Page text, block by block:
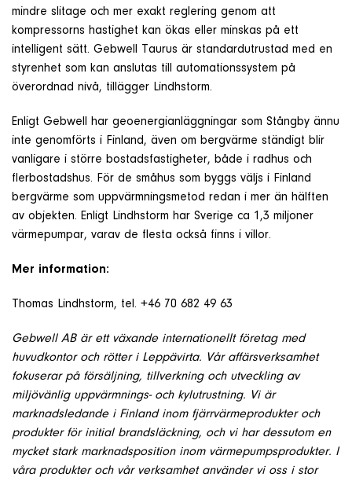
mindre slitage och mer exakt reglering genom att
kompressorns hastighet kan ökas eller minskas på ett
intelligent sätt. Gebwell Taurus är standardutrustad med en
styrenhet som kan anslutas till automationssystem på
överordnad nivå, tillägger Lindhstorm.
Enligt Gebwell har geoenergianläggningar som Stångby ännu
inte genomförts i Finland, även om bergvärme ständigt blir
vanligare i större bostadsfastigheter, både i radhus och
flerbostadshus. För de småhus som byggs väljs i Finland
bergvärme som uppvärmningsmetod redan i mer än hälften
av objekten. Enligt Lindhstorm har Sverige ca 1,3 miljoner
värmepumpar, varav de flesta också finns i villor.
Mer information:
Thomas Lindhstorm, tel. +46 70 682 49 63
Gebwell AB är ett växande internationellt företag med
huvudkontor och rötter i Leppävirta. Vår affärsverksamhet
fokuserar på försäljning, tillverkning och utveckling av
miljövänlig uppvärmnings- och kylutrustning. Vi är
marknadsledande i Finland inom fjärrvärmeprodukter och
produkter för initial brandsläckning, och vi har dessutom en
mycket stark marknadsposition inom värmepumpsprodukter. I
våra produkter och vår verksamhet använder vi oss i stor